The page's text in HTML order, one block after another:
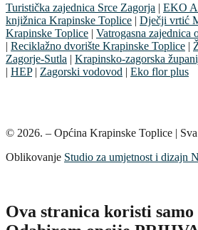
Turistička zajednica Srce Zagorja | EKO
knjižnica Krapinske Toplice | Dječji vrtić
Krapinske Toplice | Vatrogasna zajednica
| Reciklažno dvorište Krapinske Toplice |
Zagorje-Sutla | Krapinsko-zagorska
| HEP| Zagorski vodovod | Eko flor plus
© 2026. – Općina Krapinske Toplice |
Oblikovanje Studio za umjetnost i dizajn
Ova stranica koristi samo